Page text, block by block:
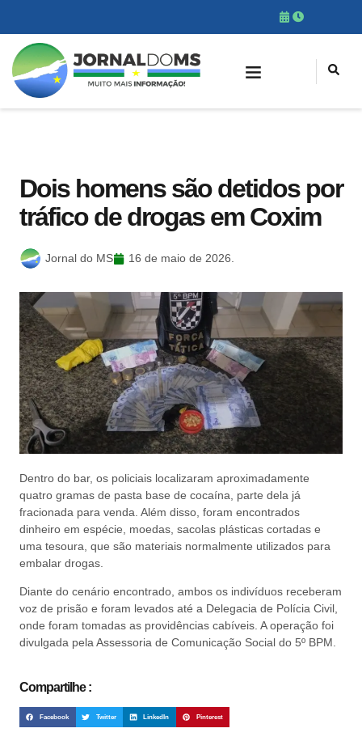
Dois homens são detidos por
tráfico de drogas em Coxim
Jornal do MS 16 de maio de 2026.
Dentro do bar, os policiais localizaram aproximadamente
quatro gramas de pasta base de cocaína, parte dela já
fracionada para venda. Além disso, foram encontrados
dinheiro em espécie, moedas, sacolas plásticas cortadas e
uma tesoura, que são materiais normalmente utilizados para
embalar drogas.
Diante do cenário encontrado, ambos os indivíduos receberam
voz de prisão e foram levados até a Delegacia de Polícia Civil,
onde foram tomadas as providências cabíveis. A operação foi
divulgada pela Assessoria de Comunicação Social do 5º BPM.
Compartilhe :
Facebook Twitter LinkedIn Pinterest